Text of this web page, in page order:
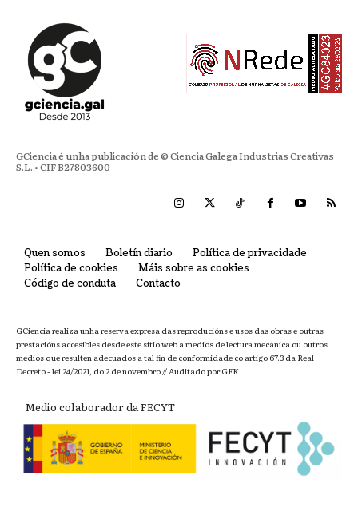
GCiencia é unha publicación de © Ciencia Galega Industrias Creativas
S.L. • CIF B27803600
Quen somos Boletín diario
Política de privacidade
Política de cookies
Máis sobre as cookies
Código de conduta
Contacto
GCiencia realiza unha reserva expresa das reproducións e usos das obras e outras
prestacións accesibles desde este sitio web a medios de lectura mecánica ou outros
medios que resulten adecuados a tal fin de conformidade co artigo 67.3 da Real
Decreto - lei 24/2021, do 2 de novembro // Auditado por GFK
Medio colaborador da FECYT